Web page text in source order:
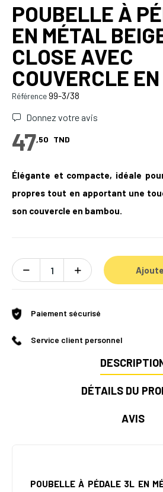
POUBELLE À
EN MÉTAL
CLOSE AVEC
COUVERCLE
Référence99-3/38
Donnez votre avis
47,50 TND
Élégante et compacte, idéale
propres tout en apportant une
son couvercle en bambou.
Paiement sécurisé
Service client personnel
DÉTAILS DU
AVIS
POUBELLE À PÉDALE 3L EN